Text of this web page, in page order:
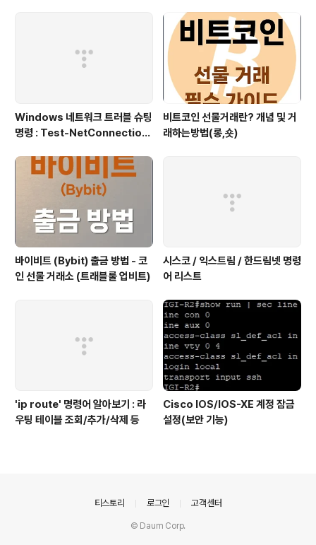
Windows 네트워크 트러블 슈팅
명령 : Test-NetConnection
비트코인 선물거래란? 개념 및 거
래하는방법(롱,숏)
바이비트 (Bybit) 출금 방법 - 코
인 선물 거래소 (트래블룰 업비트)
시스코 / 익스트림 / 한드림넷 명령
어 리스트
'ip route' 명령어 알아보기 : 라
우팅 테이블 조회/추가/삭제 등
Cisco IOS/IOS-XE 계정 잠금
설정(보안 기능)
티스토리 로그인 고객센터
© Daum Corp.